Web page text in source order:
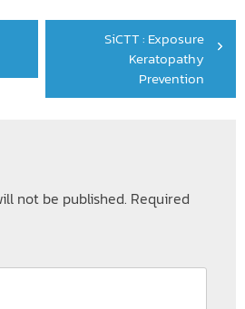
SiCTT : Exposure
Keratopathy
Prevention
not be published. Required